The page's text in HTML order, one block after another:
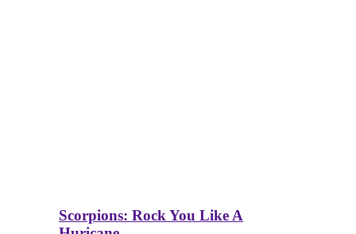
Scorpions: Rock You Like A